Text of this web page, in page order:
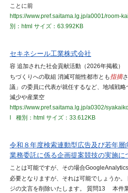
ことに前
https://www.pref.saitama.lg.jp/a0001/room-
別：html サイズ：63.992KB
セキネシール工業株式会社
容 追加された社会貢献活動（2026年掲載
ちづくりへの取組 消滅可能性都市とも 指摘
議」の委員に代表が就任するなど、地域戦
減少や産業空
https://www.pref.saitama.lg.jp/a0302/
種別：html サイズ：33.612KB
令和８年度検索連動型広告及び若年
業務委託に係る企画提案競技の実施に
ことは可能ですが、その場合
必要となりますが、それは可能でしょうか
ジの文言を削除いたします。 質問13 本件